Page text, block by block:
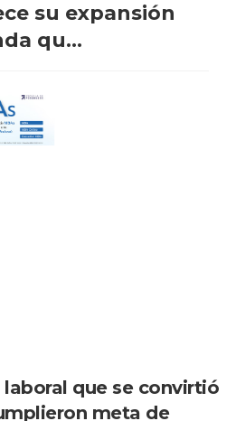
su expansión
qu...
que se convirtió
meta de